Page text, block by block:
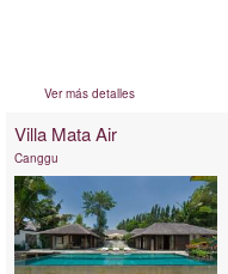
Ver más detalles
Villa Mata Air
Canggu